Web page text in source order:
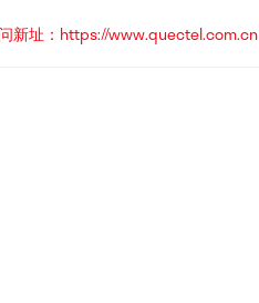
新址：https://www.quectel.com.cn